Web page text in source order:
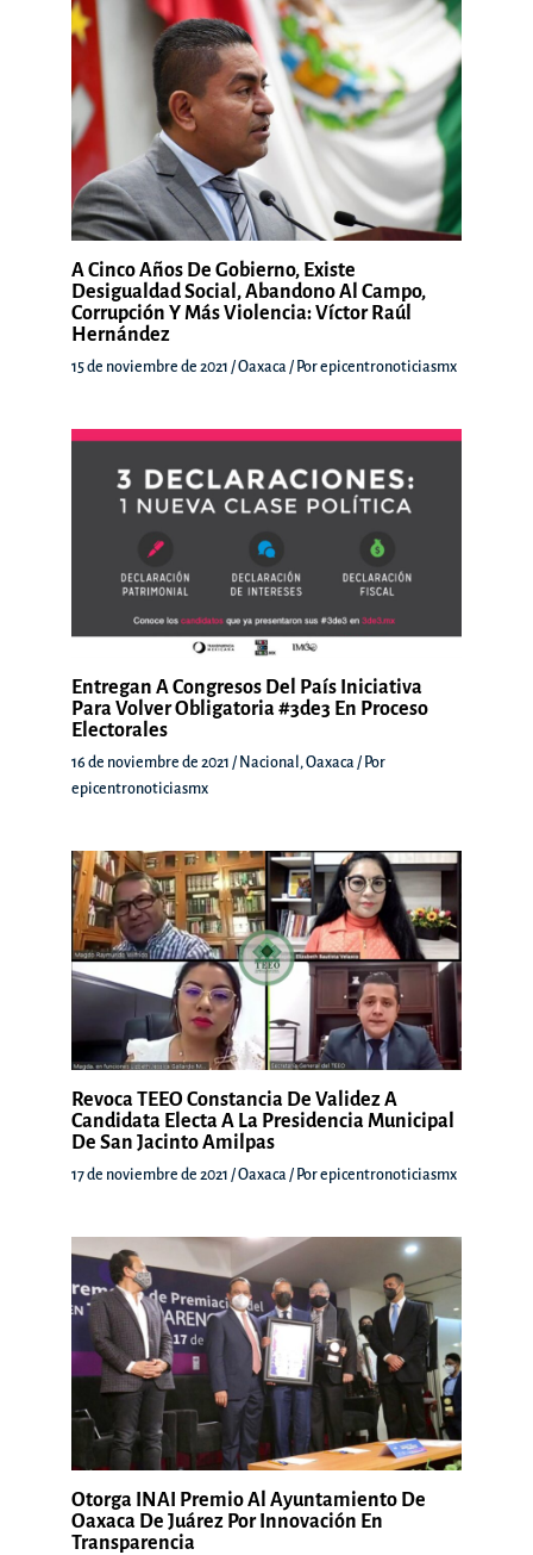
A Cinco Años De Gobierno, Existe
Desigualdad Social, Abandono Al Campo,
Corrupción Y Más Violencia: Víctor Raúl
Hernández
15 de noviembre de 2021 /Oaxaca / Porepicentronoticiasmx
Entregan A Congresos Del País Iniciativa
Para Volver Obligatoria #3de3 En Proceso
Electorales
16 de noviembre de 2021 / Nacional , Oaxaca / Por
epicentronoticiasmx
Revoca TEEO Constancia De Validez A
Candidata Electa A La Presidencia Municipal
De San Jacinto Amilpas
17 de noviembre de 2021 /Oaxaca / Porepicentronoticiasmx
Otorga INAI Premio Al Ayuntamiento De
Oaxaca De Juárez Por Innovación En
Transparencia